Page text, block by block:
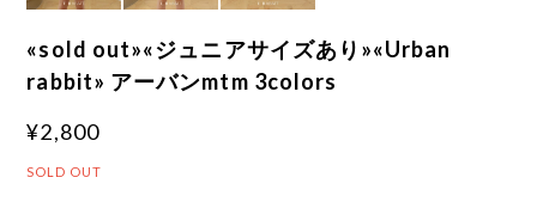
«sold out»«ジュニアサイズあり»«Urban
rabbit» アーバンmtm 3colors
¥2,800
SOLD OUT